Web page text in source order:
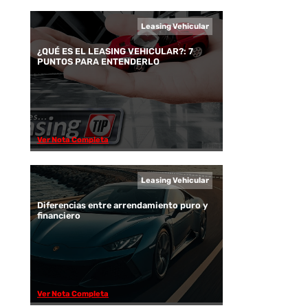
Leasing Vehicular
¿QUÉ ES EL LEASING VEHICULAR?: 7
PUNTOS PARA ENTENDERLO
Ver Nota Completa
Leasing Vehicular
Diferencias entre arrendamiento puro y
financiero
Ver Nota Completa